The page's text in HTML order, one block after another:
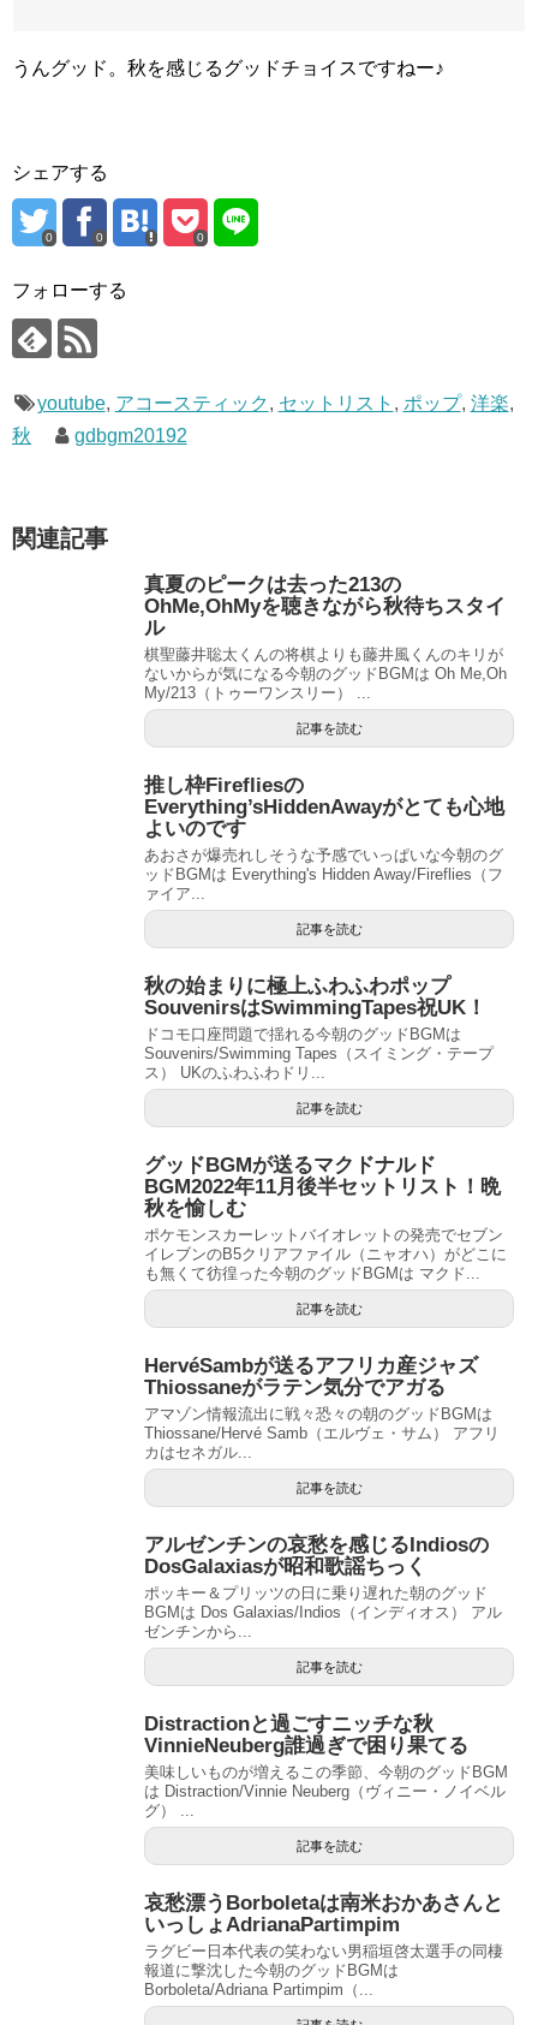
うんグッド。秋を感じるグッドチョイスですねー♪
シェアする
0 0 0
フォローする
youtube, アコースティック , セットリスト , ポップ, 洋楽,
秋
gdbgm20192
関連記事
真夏のピークは去った213の
OhMe,OhMyを聴きながら秋待ちスタイ
ル
棋聖藤井聡太くんの将棋よりも藤井風くんのキリが
ないからが気になる今朝のグッドBGMは Oh Me,Oh
My/213（トゥーワンスリー） ...
記事を読む
推し枠Firefliesの
Everything’sHiddenAwayがとても心地
よいのです
あおさが爆売れしそうな予感でいっぱいな今朝のグ
ッドBGMは Everything's Hidden Away/Fireflies（フ
ァイア...
記事を読む
秋の始まりに極上ふわふわポップ
SouvenirsはSwimmingTapes祝UK！
ドコモ口座問題で揺れる今朝のグッドBGMは
Souvenirs/Swimming Tapes（スイミング・テープ
ス） UKのふわふわドリ...
記事を読む
グッドBGMが送るマクドナルド
BGM2022年11月後半セットリスト！晩
秋を愉しむ
ポケモンスカーレットバイオレットの発売でセブン
イレブンのB5クリアファイル（ニャオハ）がどこに
も無くて彷徨った今朝のグッドBGMは マクド...
記事を読む
HervéSambが送るアフリカ産ジャズ
Thiossaneがラテン気分でアガる
アマゾン情報流出に戦々恐々の朝のグッドBGMは
Thiossane/Hervé Samb（エルヴェ・サム） アフリ
カはセネガル...
記事を読む
アルゼンチンの哀愁を感じるIndiosの
DosGalaxiasが昭和歌謡ちっく
ポッキー＆プリッツの日に乗り遅れた朝のグッド
BGMは Dos Galaxias/Indios（インディオス） アル
ゼンチンから...
記事を読む
Distractionと過ごすニッチな秋
VinnieNeuberg誰過ぎで困り果てる
美味しいものが増えるこの季節、今朝のグッドBGM
は Distraction/Vinnie Neuberg（ヴィニー・ノイベル
グ） ...
記事を読む
哀愁漂うBorboletaは南米おかあさんと
いっしょAdrianaPartimpim
ラグビー日本代表の笑わない男稲垣啓太選手の同棲
報道に撃沈した今朝のグッドBGMは
Borboleta/Adriana Partimpim（...